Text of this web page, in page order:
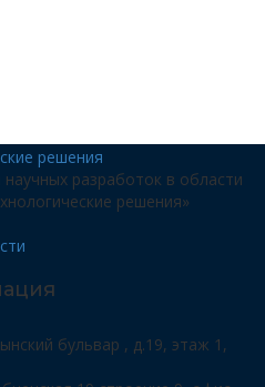
разработок в области
решения»
бульвар , д.19, этаж 1,